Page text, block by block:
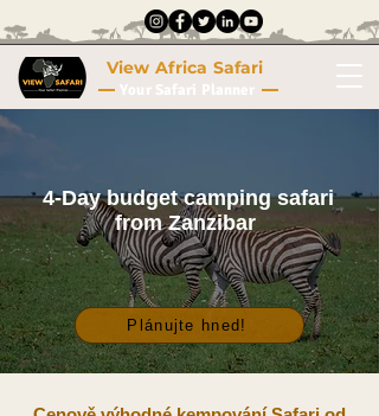
View Africa Safari
Your Safari Planner
4-Day budget camping safari
from Zanzibar
Plánujte hned!